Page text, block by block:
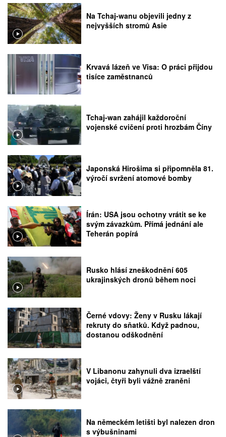
Na Tchaj-wanu objevili jedny z
nejvyšších stromů Asie
Krvavá lázeň ve Visa: O práci přijdou
tisíce zaměstnanců
Tchaj-wan zahájil každoroční
vojenské cvičení proti hrozbám Číny
Japonská Hirošima si připomněla 81.
výročí svržení atomové bomby
Írán: USA jsou ochotny vrátit se ke
svým závazkům. Přímá jednání ale
Teherán popírá
Rusko hlásí zneškodnění 605
ukrajinských dronů během noci
Černé vdovy: Ženy v Rusku lákají
rekruty do sňatků. Když padnou,
dostanou odškodnění
V Libanonu zahynuli dva izraelští
vojáci, čtyři byli vážně zraněni
Na německém letišti byl nalezen dron
s výbušninami